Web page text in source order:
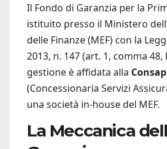
Il Fondo di Garanzia per la
istituito presso il Ministero
delle Finanze (MEF) con la
2013, n. 147 (art. 1, comma 48,
gestione è affidata alla
(Concessionaria Servizi
una società in-house del MEF.
La Meccanica